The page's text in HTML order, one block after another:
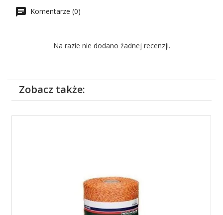
Komentarze (0)
Na razie nie dodano żadnej recenzji.
Zobacz także: